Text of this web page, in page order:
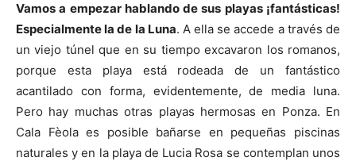
Vamos a empezar hablando de sus playas ¡fantásticas!
Especialmente la de la Luna. A ella se accede a través de
un viejo túnel que en su tiempo excavaron los romanos,
porque esta playa está rodeada de un fantástico
acantilado con forma, evidentemente, de media luna.
Pero hay muchas otras playas hermosas en Ponza. En
Cala Fèola es posible bañarse en pequeñas piscinas
naturales y en la playa de Lucia Rosa se contemplan unos